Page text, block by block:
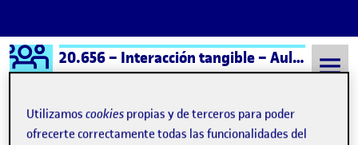
Saltar al contenido
Logo Ágora 20.656 – Interacción tangible – Aula 1
Utilizamoscookies propias y de terceros para poder
ofrecerte correctamente todas las funcionalidades del